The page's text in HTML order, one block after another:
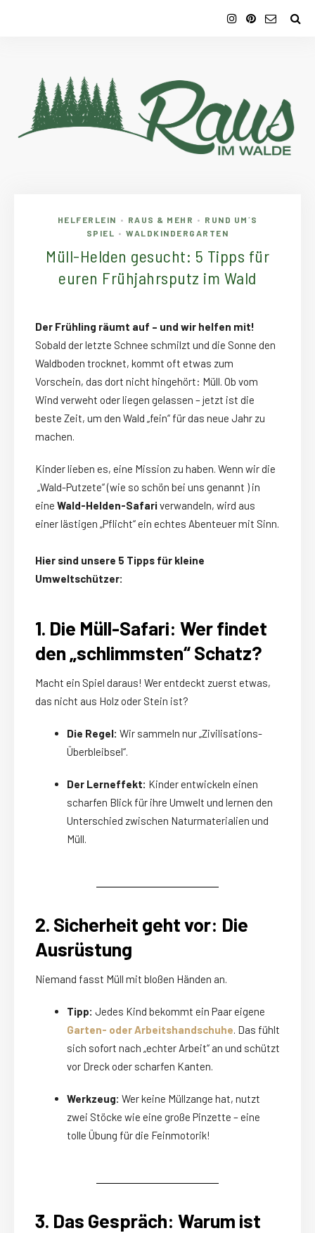
HELFERLEIN • RAUS & MEHR •
RUND UM´S
SPIEL • WALDKINDERGARTEN
Müll-Helden gesucht: 5 Tipps für
euren Frühjahrsputz im Wald
Der Frühling räumt auf – und wir helfen mit!
Sobald der letzte Schnee schmilzt und die Sonne den
Waldboden trocknet, kommt oft etwas zum
Vorschein, das dort nicht hingehört: Müll. Ob vom
Wind verweht oder liegen gelassen – jetzt ist die
beste Zeit, um den Wald „fein“ für das neue Jahr zu
machen.
Kinder lieben es, eine Mission zu haben. Wenn wir die
„Wald-Putzete“ (wie so schön bei uns genannt ) in
eine Wald-Helden-Safariverwandeln, wird aus
einer lästigen „Pflicht“ ein echtes Abenteuer mit Sinn.
Hier sind unsere 5 Tipps für kleine
Umweltschützer:
1. Die Müll-Safari: Wer findet
den „schlimmsten“ Schatz?
Macht ein Spiel daraus! Wer entdeckt zuerst etwas,
das nicht aus Holz oder Stein ist?
Die Regel: Wir sammeln nur „Zivilisations-
Überbleibsel“.
Der Lerneffekt: Kinder entwickeln einen
scharfen Blick für ihre Umwelt und lernen den
Unterschied zwischen Naturmaterialien und
Müll.
2. Sicherheit geht vor: Die
Ausrüstung
Niemand fasst Müll mit bloßen Händen an.
Tipp: Jedes Kind bekommt ein Paar eigene
Garten- oder Arbeitshandschuhe. Das fühlt
sich sofort nach „echter Arbeit“ an und schützt
vor Dreck oder scharfen Kanten.
Werkzeug: Wer keine Müllzange hat, nutzt
zwei Stöcke wie eine große Pinzette – eine
tolle Übung für die Feinmotorik!
3. Das Gespräch: Warum ist